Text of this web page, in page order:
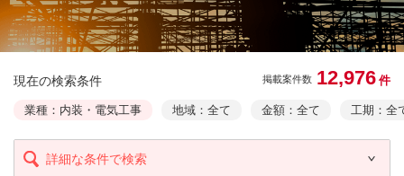
現在の検索条件 掲載案件数 12,976 件
業種：内装・電気工事 地域：全て 金額：全て 工期：全
詳細な条件で検索